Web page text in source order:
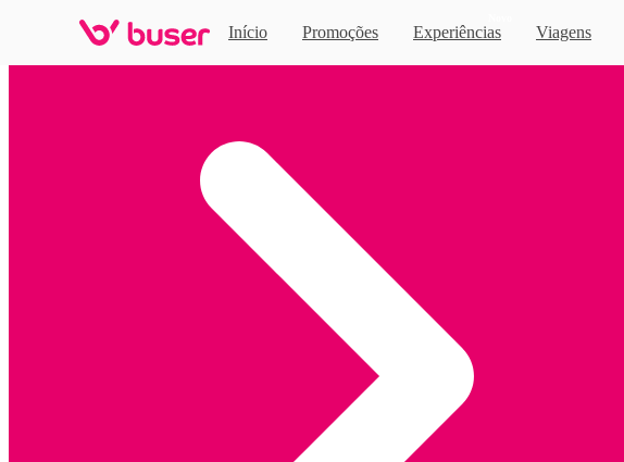
Início Promoções Experiências Viagens